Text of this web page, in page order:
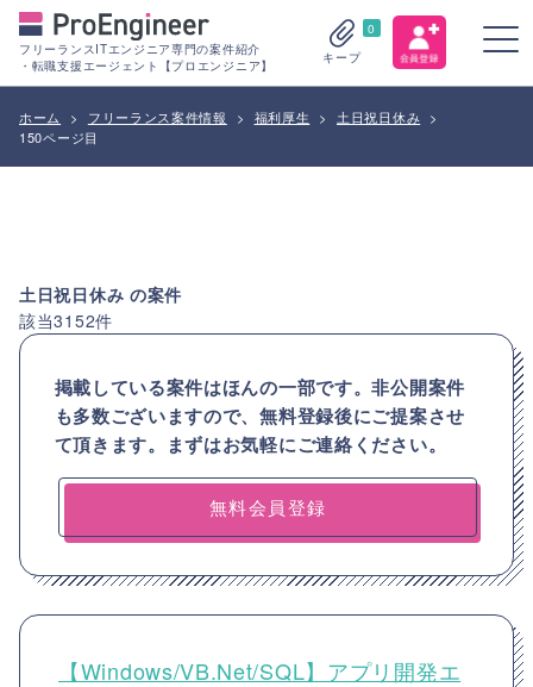
フリーランスITエンジニア専門の案件紹介
・転職支援エージェント【プロエンジニア】
0
キープ
ホーム > フリーランス案件情報 > 福利厚生 > 土日祝日休み >
150ページ目
土日祝日休み の案件
該当3152件
掲載している案件はほんの一部です。非公開案件
も多数ございますので、無料登録後にご提案させ
て頂きます。まずはお気軽にご連絡ください。
無料会員登録
【Windows/VB.Net/SQL】アプリ開発エ